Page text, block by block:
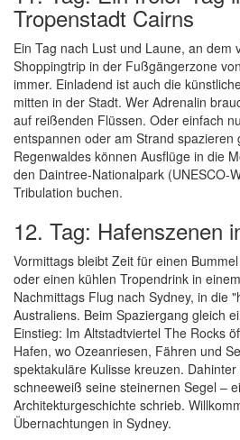
Tropenstadt Cairns
Ein Tag nach Lust und Laune, an dem
Shoppingtrip in der Fußgängerzone
immer. Einladend ist auch die
mitten in der Stadt. Wer Adrenalin
auf reißenden Flüssen. Oder einfach
entspannen oder am Strand spazieren
Regenwaldes können Ausflüge in die
den Daintree-Nationalpark (UNESCO-
Tribulation buchen.
12. Tag: Hafenszenen
Vormittags bleibt Zeit für einen
oder einen kühlen Tropendrink in
Nachmittags Flug nach Sydney, in die
Australiens. Beim Spaziergang gleich
Einstieg: Im Altstadtviertel The Rocks
Hafen, wo Ozeanriesen, Fähren und
spektakuläre Kulisse kreuzen.
schneeweiß seine steinernen Segel –
Architekturgeschichte schrieb.
Übernachtungen in Sydney.